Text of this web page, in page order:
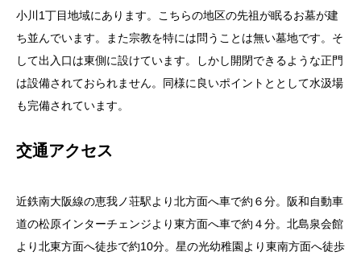
小川1丁目地域にあります。こちらの地区の先祖が眠るお墓が建
ち並んでいます。また宗教を特には問うことは無い墓地です。そ
して出入口は東側に設けています。しかし開閉できるような正門
は設備されておられません。同様に良いポイントととして水汲場
も完備されています。
交通アクセス
近鉄南大阪線の恵我ノ荘駅より北方面へ車で約６分。阪和自動車
道の松原インターチェンジより東方面へ車で約４分。北島泉会館
より北東方面へ徒歩で約10分。星の光幼稚園より東南方面へ徒歩